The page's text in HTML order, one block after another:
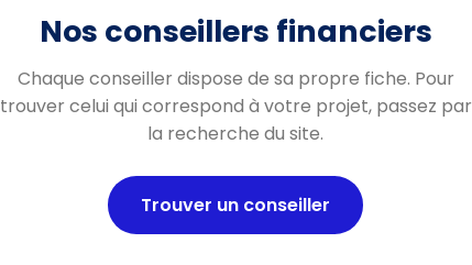
Nos conseillers financiers
Chaque conseiller dispose de sa propre fiche. Pour
trouver celui qui correspond à votre projet, passez par
la recherche du site.
Trouver un conseiller